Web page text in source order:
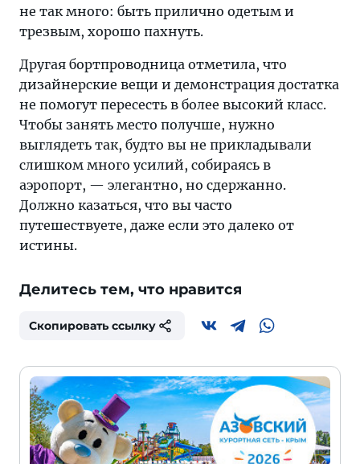
не так много: быть прилично одетым и
трезвым, хорошо пахнуть.
Другая бортпроводница отметила, что
дизайнерские вещи и демонстрация достатка
не помогут пересесть в более высокий класс.
Чтобы занять место получше, нужно
выглядеть так, будто вы не прикладывали
слишком много усилий, собираясь в
аэропорт, — элегантно, но сдержанно.
Должно казаться, что вы часто
путешествуете, даже если это далеко от
истины.
Делитесь тем, что нравится
Скопировать ссылку